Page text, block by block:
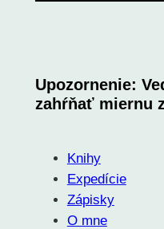
Upozornenie:
zahŕňať miernu
Knihy
Expedície
Zápisky
O mne